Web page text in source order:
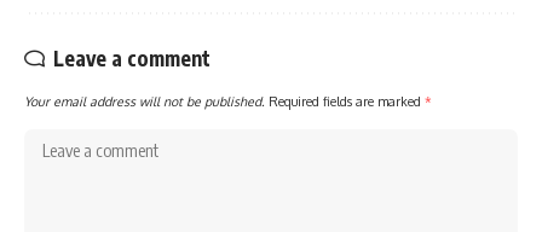
Leave a comment
Your email address will not be published. Required fields are marked *